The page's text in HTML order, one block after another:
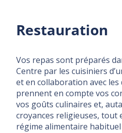
Restauration
Vos repas sont préparés
Centre par les cuisiniers
et en collaboration avec
prennent en compte vos
vos goûts culinaires et,
croyances religieuses, tout
régime alimentaire